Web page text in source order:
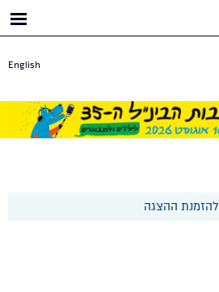
English
להזמנת ההצגה